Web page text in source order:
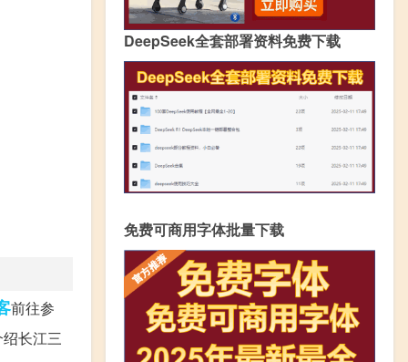
前往参
长江三
DeepSeek全套部署资料免费下载
免费可商用字体批量下载